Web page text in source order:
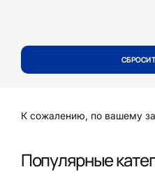
К сожалению, по вашему
Популярные